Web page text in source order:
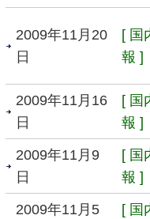
2009年11月20
日
[ 国
報 ]
2009年11月16
日
[ 国
報 ]
2009年11月9
日
[ 国
報 ]
2009年11月5
[ 国